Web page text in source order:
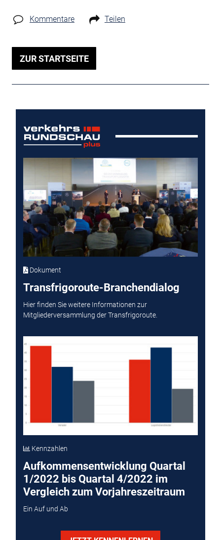
Kommentare Teilen
ZUR STARTSEITE
Dokument
Transfrigoroute-Branchendialog
Hier finden Sie weitere Informationen zur
Mitgliederversammlung der Transfrigoroute.
Kennzahlen
Aufkommensentwicklung Quartal
1/2022 bis Quartal 4/2022 im
Vergleich zum Vorjahreszeitraum
Ein Auf und Ab